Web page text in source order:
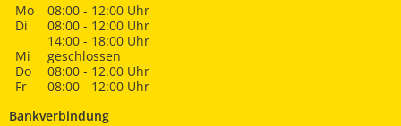
Mo
08:00 - 12:00 Uhr
Di
08:00 - 12:00 Uhr
14:00 - 18:00 Uhr
Mi
geschlossen
Do
08:00 - 12.00 Uhr
Fr
08:00 - 12:00 Uhr
Bankverbindung